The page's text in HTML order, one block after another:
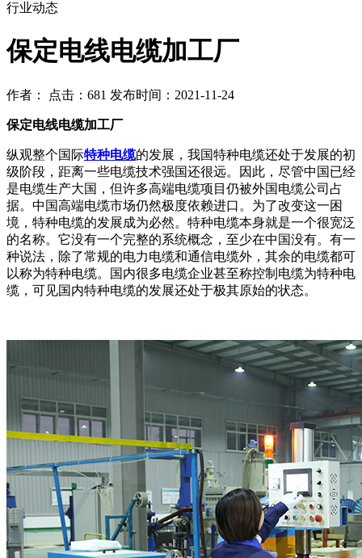
行业动态
保定电线电缆加工厂
作者： 点击：681 发布时间：2021-11-24
保定电线电缆加工厂
纵观整个国际特种电缆的发展，我国特种电缆还处于发展的初
级阶段，距离一些电缆技术强国还很远。因此，尽管中国已经
是电缆生产大国，但许多高端电缆项目仍被外国电缆公司占
据。中国高端电缆市场仍然极度依赖进口。为了改变这一困
境，特种电缆的发展成为必然。特种电缆本身就是一个很宽泛
的名称。它没有一个完整的系统概念，至少在中国没有。有一
种说法，除了常规的电力电缆和通信电缆外，其余的电缆都可
以称为特种电缆。国内很多电缆企业甚至称控制电缆为特种电
缆，可见国内特种电缆的发展还处于极其原始的状态。